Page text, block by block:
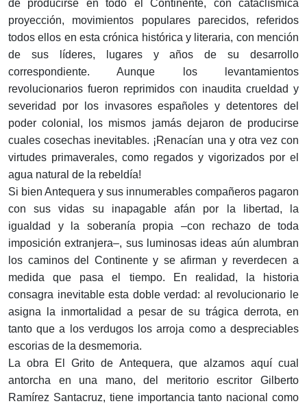
de producirse en todo el Continente, con cataclísmica
proyección, movimientos populares parecidos, referidos
todos ellos en esta crónica histórica y literaria, con mención
de sus líderes, lugares y años de su desarrollo
correspondiente. Aunque los levantamientos
revolucionarios fueron reprimidos con inaudita crueldad y
severidad por los invasores españoles y detentores del
poder colonial, los mismos jamás dejaron de producirse
cuales cosechas inevitables. ¡Renacían una y otra vez con
virtudes primaverales, como regados y vigorizados por el
agua natural de la rebeldía!
Si bien Antequera y sus innumerables compañeros pagaron
con sus vidas su inapagable afán por la libertad, la
igualdad y la soberanía propia –con rechazo de toda
imposición extranjera–, sus luminosas ideas aún alumbran
los caminos del Continente y se afirman y reverdecen a
medida que pasa el tiempo. En realidad, la historia
consagra inevitable esta doble verdad: al revolucionario le
asigna la inmortalidad a pesar de su trágica derrota, en
tanto que a los verdugos los arroja como a despreciables
escorias de la desmemoria.
La obra El Grito de Antequera, que alzamos aquí cual
antorcha en una mano, del meritorio escritor Gilberto
Ramírez Santacruz, tiene importancia tanto nacional como